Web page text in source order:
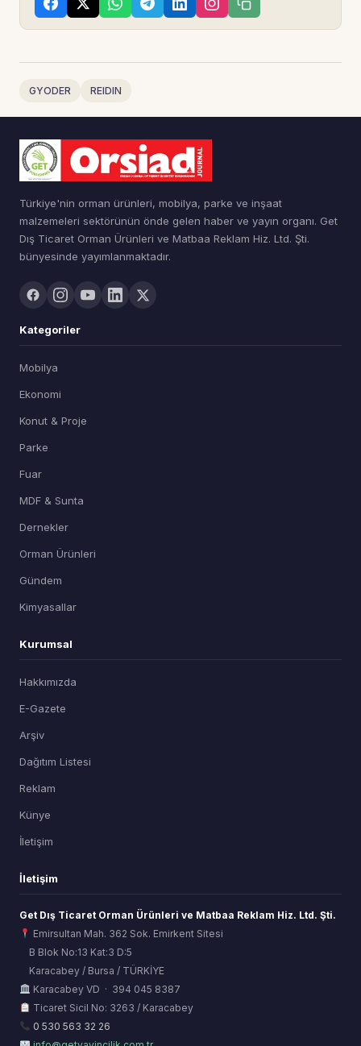
GYODER REIDIN
Türkiye'nin orman ürünleri, mobilya, parke ve inşaat
malzemeleri sektörünün önde gelen haber ve yayın organı. Get
Dış Ticaret Orman Ürünleri ve Matbaa Reklam Hiz. Ltd. Şti.
bünyesinde yayımlanmaktadır.
Kategoriler
Mobilya
Ekonomi
Konut & Proje
Parke
Fuar
MDF & Sunta
Dernekler
Orman Ürünleri
Gündem
Kimyasallar
Kurumsal
Hakkımızda
E-Gazete
Arşiv
Dağıtım Listesi
Reklam
Künye
İletişim
İletişim
Get Dış Ticaret Orman Ürünleri ve Matbaa Reklam Hiz. Ltd. Şti.
Emirsultan Mah. 362 Sok. Emirkent Sitesi
B Blok No:13 Kat:3 D:5
Karacabey / Bursa / TÜRKİYE
Karacabey VD · 394 045 8387
Ticaret Sicil No: 3263 / Karacabey
0 530 563 32 26
ORSİAD AI
Sektörel Hafıza Asistanı